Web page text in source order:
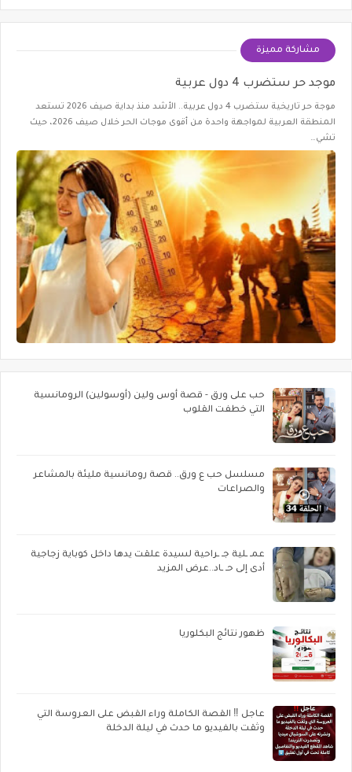
مشاركة مميزة
موجد حر ستضرب 4 دول عربية
موجة حر تاريخية ستضرب 4 دول عربية.. الأشد منذ بداية صيف 2026 تستعد
المنطقة العربية لمواجهة واحدة من أقوى موجات الحر خلال صيف 2026، حيث
تشي…
حب على ورق - قصة أوس ولين (أوسولين) الرومانسية
التي خطفت القلوب
مسلسل حب ع ورق.. قصة رومانسية مليئة بالمشاعر
والصراعات
عمـ ـلية جـ ـراحية لسيدة علقت يدها داخل كوباية زجاجية
أدى إلى حـ ـاد..عرض المزيد
ظهور نتائج البكلوريا
عاجل ‼️ القصة الكاملة وراء القبض على العروسة التي
وثقت بالفيديو ما حدث في ليلة الدخلة